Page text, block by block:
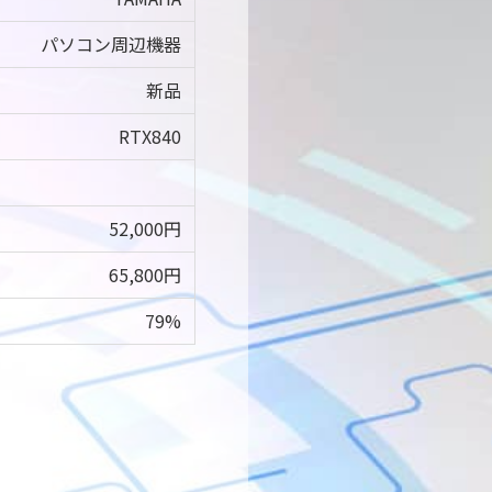
パソコン周辺機器
新品
RTX840
52,000円
65,800円
79%